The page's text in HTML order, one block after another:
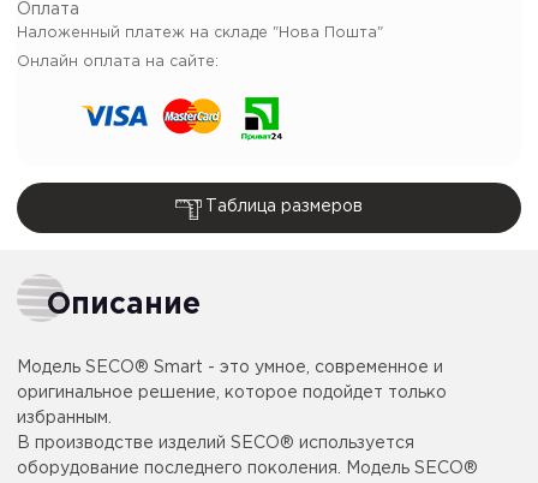
Оплата
Наложенный платеж на складе "Нова Пошта"
Онлайн оплата на сайте:
Таблица размеров
Описание
Модель SECO® Smart - это умное, современное и
оригинальное решение, которое подойдет только
избранным.
В производстве изделий SECO® используется
оборудование последнего поколения. Модель SECO®